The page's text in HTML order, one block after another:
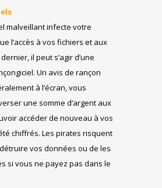
malveillant infecte votre
l’accès à vos fichiers et aux
il peut s’agir d’une
Un avis de rançon
à l’écran, vous
une somme d’argent aux
accéder de nouveau à vos
chiffrés. Les pirates risquent
vos données ou de les
si vous ne payez pas dans le